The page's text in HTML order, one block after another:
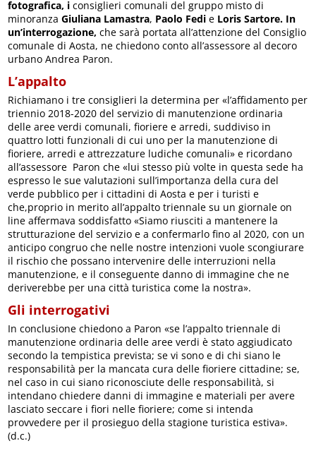
fotografica, i consiglieri comunali del gruppo misto di
minoranzaGiuliana Lamastra, Paolo Fedi e Loris Sartore. In
un’interrogazione,che sarà portata all’attenzione del Consiglio
comunale di Aosta, ne chiedono conto all’assessore al decoro
urbano Andrea Paron.
L’appalto
Richiamano i tre consiglieri la determina per «l’affidamento per
triennio 2018-2020 del servizio di manutenzione ordinaria
delle aree verdi comunali, fioriere e arredi, suddiviso in
quattro lotti funzionali di cui uno per la manutenzione di
fioriere, arredi e attrezzature ludiche comunali» e ricordano
all’assessore Paron che «lui stesso più volte in questa sede ha
espresso le sue valutazioni sull’importanza della cura del
verde pubblico per i cittadini di Aosta e per i turisti e
che,proprio in merito all’appalto triennale su un giornale on
line affermava soddisfatto «Siamo riusciti a mantenere la
strutturazione del servizio e a confermarlo fino al 2020, con un
anticipo congruo che nelle nostre intenzioni vuole scongiurare
il rischio che possano intervenire delle interruzioni nella
manutenzione, e il conseguente danno di immagine che ne
deriverebbe per una città turistica come la nostra».
Gli interrogativi
In conclusione chiedono a Paron «se l’appalto triennale di
manutenzione ordinaria delle aree verdi è stato aggiudicato
secondo la tempistica prevista; se vi sono e di chi siano le
responsabilità per la mancata cura delle fioriere cittadine; se,
nel caso in cui siano riconosciute delle responsabilità, si
intendano chiedere danni di immagine e materiali per avere
lasciato seccare i fiori nelle fioriere; come si intenda
provvedere per il prosieguo della stagione turistica estiva».
(d.c.)